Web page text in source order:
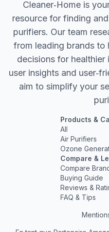
Cleaner‐Home is
resource for finding
purifiers. Our team
from leading brands to
decisions for
user insights and
aim to simplify your
Products &
All
Air Purifiers
Ozone
Compare &
Compare
Buying Guide
Reviews &
FAQ & Tips